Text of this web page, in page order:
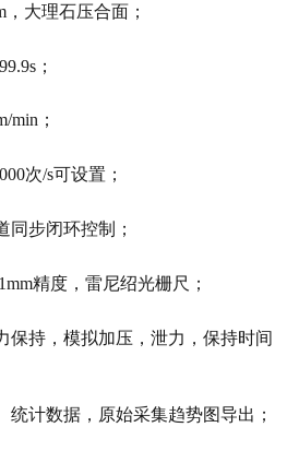
大理石压合面；
；
min；
次/s可设置；
同步闭环控制；
精度，雷尼绍光栅尺；
保持，模拟加压，泄力，保持时间
统计数据，原始采集趋势图导出；